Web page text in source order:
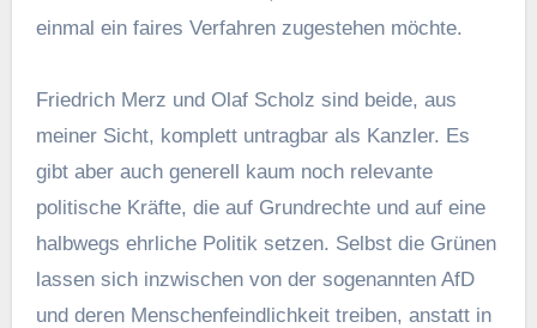
einmal ein faires Verfahren zugestehen möchte.
Friedrich Merz und Olaf Scholz sind beide, aus
meiner Sicht, komplett untragbar als Kanzler. Es
gibt aber auch generell kaum noch relevante
politische Kräfte, die auf Grundrechte und auf eine
halbwegs ehrliche Politik setzen. Selbst die Grünen
lassen sich inzwischen von der sogenannten AfD
und deren Menschenfeindlichkeit treiben, anstatt in